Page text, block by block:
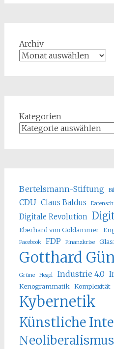
Archiv
Kategorien
Bertelsmann-Stiftung
CDU Claus Baldus
Digitale Revolution
Eberhard von Goldammer
Facebook FDP Finanzkrise
Gotthard
Grüne Hegel Industrie 4.0
Kenogrammatik Komplexität
Kybernetik
Künstliche
Neoliberalismus